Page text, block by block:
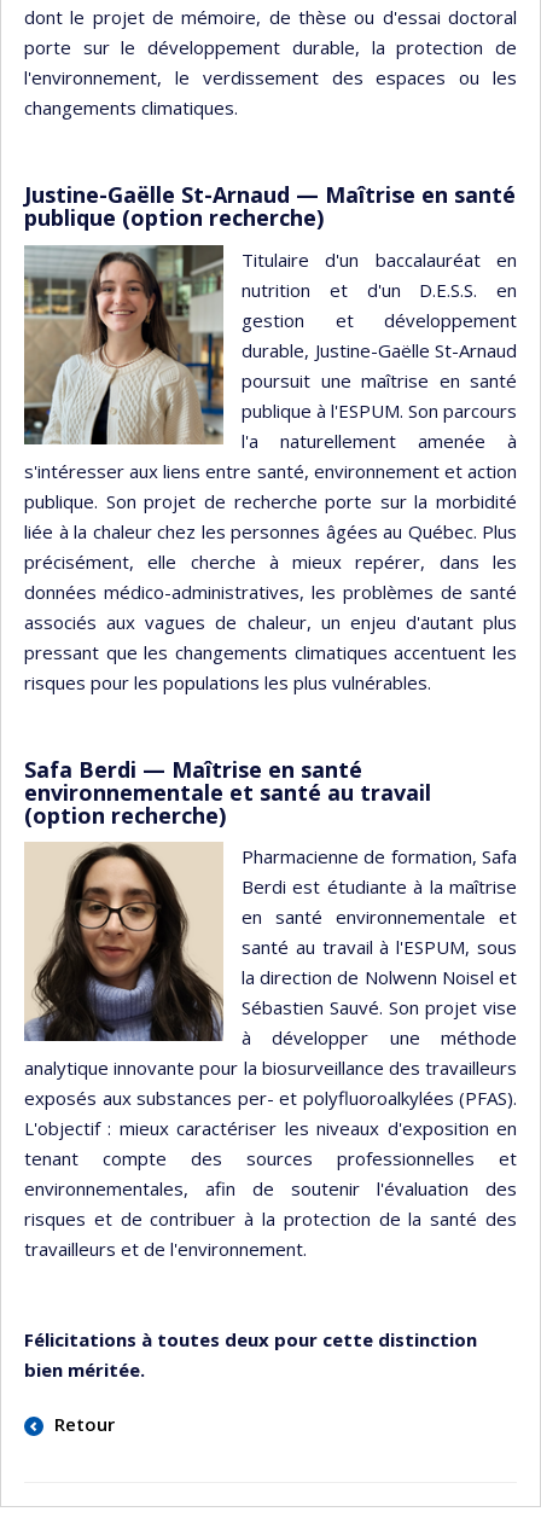
dont le projet de mémoire, de thèse ou d'essai doctoral
porte sur le développement durable, la protection de
l'environnement, le verdissement des espaces ou les
changements climatiques.
Justine-Gaëlle St-Arnaud — Maîtrise en santé
publique (option recherche)
Titulaire d'un baccalauréat en
nutrition et d'un D.E.S.S. en
gestion et développement
durable, Justine-Gaëlle St-Arnaud
poursuit une maîtrise en santé
publique à l'ESPUM. Son parcours
l'a naturellement amenée à
s'intéresser aux liens entre santé, environnement et action
publique. Son projet de recherche porte sur la morbidité
liée à la chaleur chez les personnes âgées au Québec. Plus
précisément, elle cherche à mieux repérer, dans les
données médico-administratives, les problèmes de santé
associés aux vagues de chaleur, un enjeu d'autant plus
pressant que les changements climatiques accentuent les
risques pour les populations les plus vulnérables.
Safa Berdi — Maîtrise en santé
environnementale et santé au travail
(option recherche)
Pharmacienne de formation, Safa
Berdi est étudiante à la maîtrise
en santé environnementale et
santé au travail à l'ESPUM, sous
la direction de Nolwenn Noisel et
Sébastien Sauvé. Son projet vise
à développer une méthode
analytique innovante pour la biosurveillance des travailleurs
exposés aux substances per- et polyfluoroalkylées (PFAS).
L'objectif : mieux caractériser les niveaux d'exposition en
tenant compte des sources professionnelles et
environnementales, afin de soutenir l'évaluation des
risques et de contribuer à la protection de la santé des
travailleurs et de l'environnement.
Félicitations à toutes deux pour cette distinction
bien méritée.
Retour